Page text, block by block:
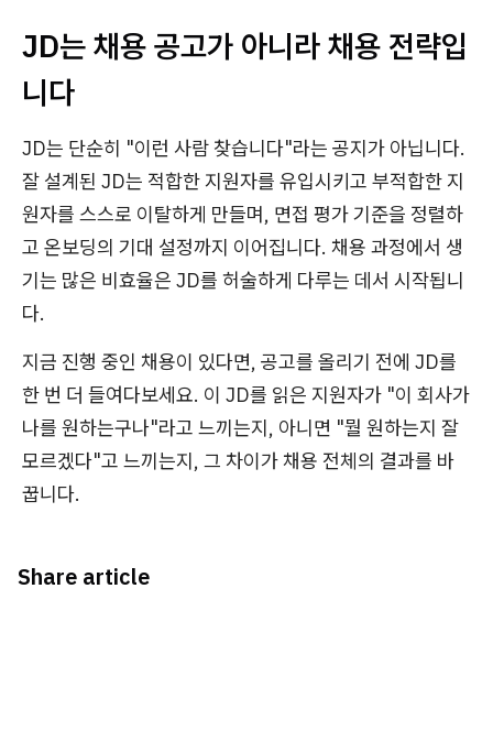
JD는 채용 공고가 아니라 채용 전략입
니다
JD는 단순히 "이런 사람 찾습니다"라는 공지가 아닙니다.
잘 설계된 JD는 적합한 지원자를 유입시키고 부적합한 지
원자를 스스로 이탈하게 만들며, 면접 평가 기준을 정렬하
고 온보딩의 기대 설정까지 이어집니다. 채용 과정에서 생
기는 많은 비효율은 JD를 허술하게 다루는 데서 시작됩니
다.
지금 진행 중인 채용이 있다면, 공고를 올리기 전에 JD를
한 번 더 들여다보세요. 이 JD를 읽은 지원자가 "이 회사가
나를 원하는구나"라고 느끼는지, 아니면 "뭘 원하는지 잘
모르겠다"고 느끼는지, 그 차이가 채용 전체의 결과를 바
꿉니다.
Share article